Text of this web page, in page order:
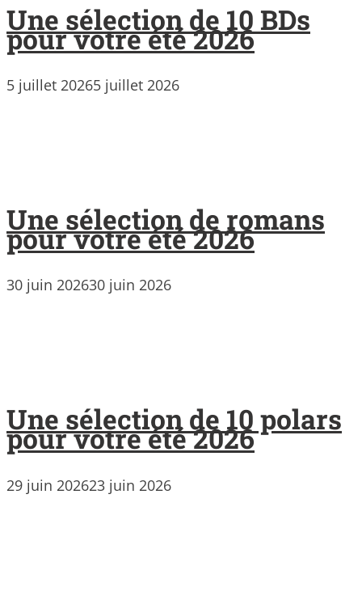
Une sélection de 10 BDs
pour votre été 2026
5 juillet 20265 juillet 2026
Une sélection de romans
pour votre été 2026
30 juin 202630 juin 2026
Une sélection de 10 polars
pour votre été 2026
29 juin 202623 juin 2026